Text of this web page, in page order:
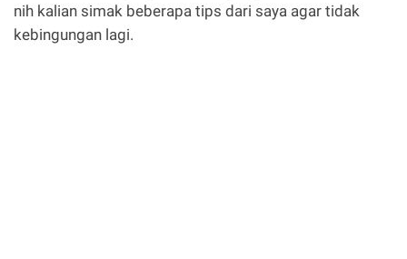
nih kalian simak beberapa tips dari saya agar tidak
kebingungan lagi.